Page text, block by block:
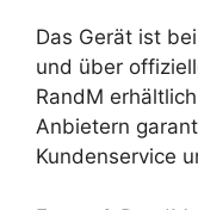
Das Gerät ist
und über
RandM
Anbietern
Kundenservice